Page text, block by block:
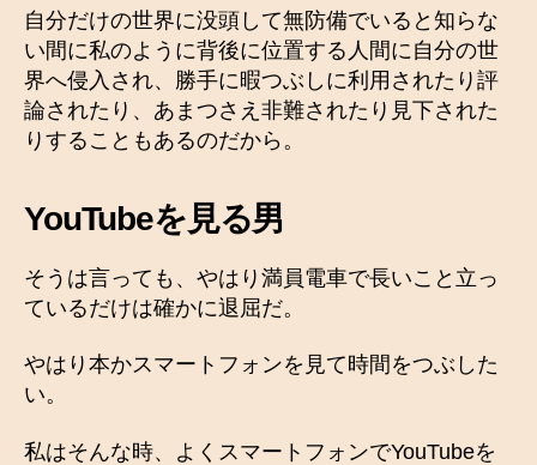
自分だけの世界に没頭して無防備でいると知らな
い間に私のように背後に位置する人間に自分の世
界へ侵入され、勝手に暇つぶしに利用されたり評
論されたり、あまつさえ非難されたり見下された
りすることもあるのだから。
YouTubeを見る男
そうは言っても、やはり満員電車で長いこと立っ
ているだけは確かに退屈だ。
やはり本かスマートフォンを見て時間をつぶした
い。
私はそんな時、よくスマートフォンでYouTubeを